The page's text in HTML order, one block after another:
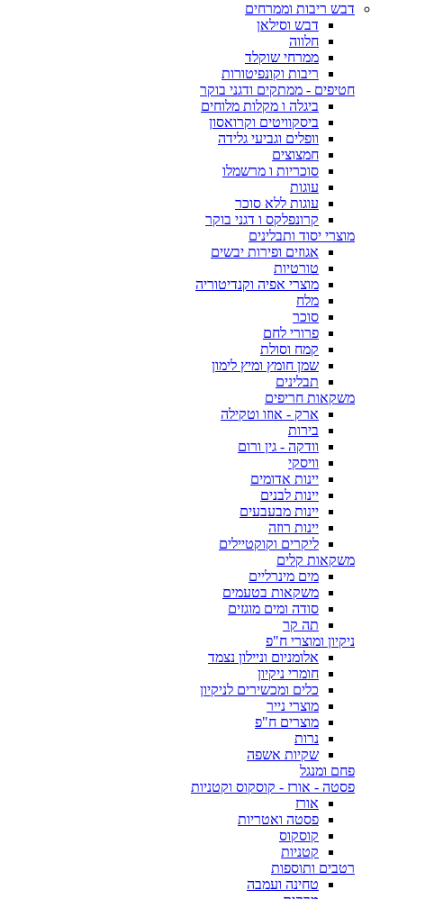
דבש ריבות וממרחים
דבש וסילאן
חלווה
ממרחי שוקלד
ריבות וקונפיטורות
חטיפים - ממתקים ודגני בוקר
ביגלה ו מקלות מלוחים
ביסקוויטים וקרואסון
וופלים וגביעי גלידה
חמצוצים
סוכריות ו מרשמלו
עוגות
עוגות ללא סוכר
קרונפלקס ו דגני בוקר
מוצרי יסוד ותבלינים
אגוזים ופירות יבשים
טורטיות
מוצרי אפיה וקנדיטוריה
מלח
סוכר
פרורי לחם
קמח וסולת
שמן חומץ ומיץ לימון
תבלינים
משקאות חריפים
ארק - אוזו וטקילה
בירות
וודקה - גין ורום
וויסקי
יינות אדומים
יינות לבנים
יינות מבעבעים
יינות רוזה
ליקרים וקוקטיילים
משקאות קלים
מים מינרליים
משקאות בטעמים
סודה ומים מוגזים
תה קר
ניקיון ומוצרי ח"פ
אלומניום וניילון נצמד
חומרי ניקיון
כלים ומכשירים לניקיון
מוצרי נייר
מוצרים ח"פ
נרות
שקיות אשפה
פחם ומנגל
פסטה - אורז - קוסקוס וקטניות
אורז
פסטה ואטריות
קוסקוס
קטניות
רטבים ותוספות
טחינה ועמבה